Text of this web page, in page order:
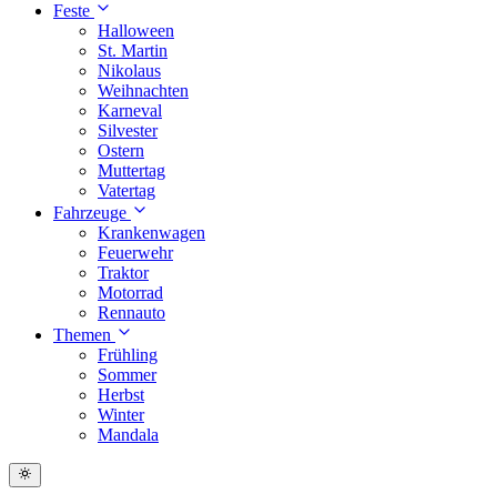
Feste
Halloween
St. Martin
Nikolaus
Weihnachten
Karneval
Silvester
Ostern
Muttertag
Vatertag
Fahrzeuge
Krankenwagen
Feuerwehr
Traktor
Motorrad
Rennauto
Themen
Frühling
Sommer
Herbst
Winter
Mandala